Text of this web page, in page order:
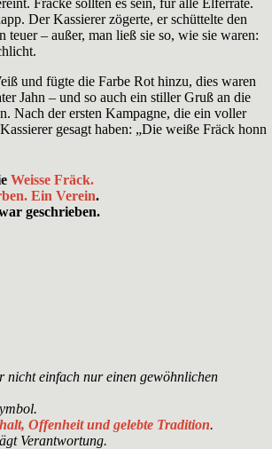
Der Kassierer zögerte, er schüttelte den
– außer, man ließ sie so, wie sie waren:
und fügte die Farbe Rot hinzu, dies waren
Jahn – und so auch ein stiller Gruß an die
Nach der ersten Kampagne, die ein voller
gesagt haben: „Die weiße Fräck honn
Weisse Fräck.
Ein Verein.
geschrieben.
nicht einfach nur einen gewöhnlichen
Offenheit und gelebte Tradition.
Verantwortung.